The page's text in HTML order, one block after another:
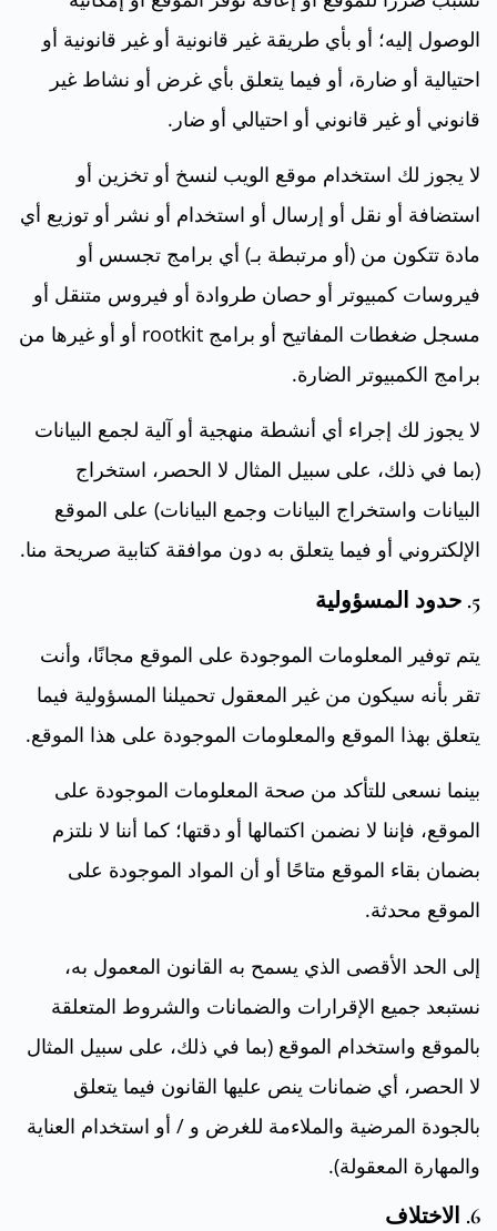
الوصول إليه؛ أو بأي طريقة غير قانونية أو غير قانونية أو
احتيالية أو ضارة، أو فيما يتعلق بأي غرض أو نشاط غير
قانوني أو غير قانوني أو احتيالي أو ضار.
لا يجوز لك استخدام موقع الويب لنسخ أو تخزين أو
استضافة أو نقل أو إرسال أو استخدام أو نشر أو توزيع أي
مادة تتكون من (أو مرتبطة بـ) أي برامج تجسس أو
فيروسات كمبيوتر أو حصان طروادة أو فيروس متنقل أو
مسجل ضغطات المفاتيح أو برامج rootkit أو أو غيرها من
برامج الكمبيوتر الضارة.
لا يجوز لك إجراء أي أنشطة منهجية أو آلية لجمع البيانات
(بما في ذلك، على سبيل المثال لا الحصر، استخراج
البيانات واستخراج البيانات وجمع البيانات) على الموقع
الإلكتروني أو فيما يتعلق به دون موافقة كتابية صريحة منا.
5. حدود المسؤولية
يتم توفير المعلومات الموجودة على الموقع مجانًا، وأنت
تقر بأنه سيكون من غير المعقول تحميلنا المسؤولية فيما
يتعلق بهذا الموقع والمعلومات الموجودة على هذا الموقع.
بينما نسعى للتأكد من صحة المعلومات الموجودة على
الموقع، فإننا لا نضمن اكتمالها أو دقتها؛ كما أننا لا نلتزم
بضمان بقاء الموقع متاحًا أو أن المواد الموجودة على
الموقع محدثة.
إلى الحد الأقصى الذي يسمح به القانون المعمول به،
نستبعد جميع الإقرارات والضمانات والشروط المتعلقة
بالموقع واستخدام الموقع (بما في ذلك، على سبيل المثال
لا الحصر، أي ضمانات ينص عليها القانون فيما يتعلق
بالجودة المرضية والملاءمة للغرض و / أو استخدام العناية
والمهارة المعقولة).
6. الاختلاف